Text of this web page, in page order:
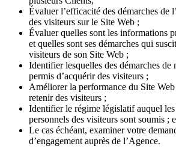
Évaluer l’efficacité des démarches de
des visiteurs sur le Site Web ;
Évaluer quelles sont les informations
et quelles sont ses démarches qui
visiteurs de son Site Web ;
Identifier lesquelles des démarches de
permis d’acquérir des visiteurs ;
Améliorer la performance du Site
retenir des visiteurs ;
Identifier le régime législatif auquel les
personnels des visiteurs sont soumis ;
Le cas échéant, examiner votre
d’engagement auprès de l’Agence.